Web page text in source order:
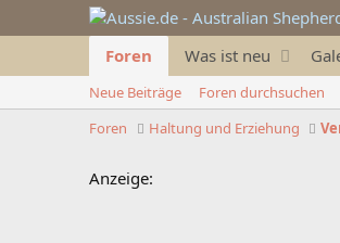
Foren Was ist neu
Neue Beiträge
Foren durchsuchen
Foren
Haltung und Erziehung
Anzeige: